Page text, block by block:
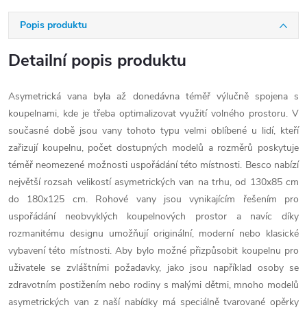
Popis produktu
Detailní popis produktu
Asymetrická vana byla až donedávna téměř výlučně spojena s
koupelnami, kde je třeba optimalizovat využití volného prostoru. V
současné době jsou vany tohoto typu velmi oblíbené u lidí, kteří
zařizují koupelnu, počet dostupných modelů a rozměrů poskytuje
téměř neomezené možnosti uspořádání této místnosti. Besco nabízí
největší rozsah velikostí asymetrických van na trhu, od 130x85 cm
do 180x125 cm. Rohové vany jsou vynikajícím řešením pro
uspořádání neobvyklých koupelnových prostor a navíc díky
rozmanitému designu umožňují originální, moderní nebo klasické
vybavení této místnosti. Aby bylo možné přizpůsobit koupelnu pro
uživatele se zvláštními požadavky, jako jsou například osoby se
zdravotním postižením nebo rodiny s malými dětmi, mnoho modelů
asymetrických van z naší nabídky má speciálně tvarované opěrky